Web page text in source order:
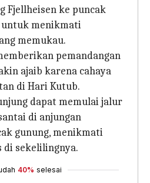
Fjellheisen ke puncak
untuk menikmati
memukau.
pemandangan
ajaib karena cahaya
di Hari Kutub.
dapat memulai jalur
di anjungan
gunung, menikmati
di sekelilingnya.
40% selesai